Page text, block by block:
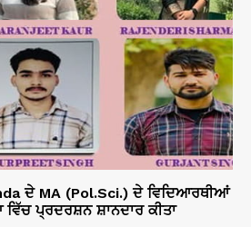
ਦੇ MA (Pol.Sci.) ਦੇ ਵਿਦਿਆਰਥੀਆਂ
ਵਿੱਚ ਪ੍ਰਦਰਸ਼ਨ ਸ਼ਾਨਦਾਰ ਕੀਤਾ